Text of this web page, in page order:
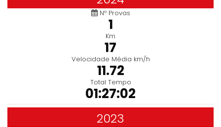
Nº Provas
1
Km
17
Velocidade Média km/h
11.72
Total Tempo
01:27:02
2023